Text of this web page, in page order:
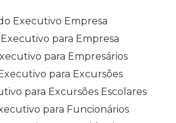
Executivo Empresa
para Empresa
para Empresários
para Excursões
para Excursões Escolares
para Funcionários